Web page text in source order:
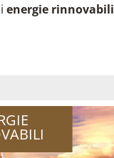
energie rinnovabili